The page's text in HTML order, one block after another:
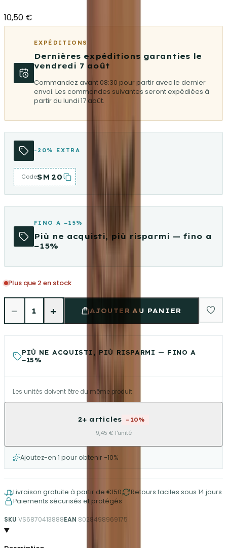
10,50 €
EXPÉDITIONS
Dernières expéditions garanties le
vendredi 7 août
Commandez avant 08:30 pour partir avec le dernier
envoi. Les commandes suivantes seront expédiées à
partir du lundi 17 août.
-20% EXTRA
CodeSM20
FINO A −15%
Più ne acquisti, più risparmi — fino a
−15%
Plus que 2 en stock
− 1 + AJOUTER AU PANIER
PIÙ NE ACQUISTI, PIÙ RISPARMI — FINO A
−15%
Les unités doivent être du même produit.
2+ articles −10%
9,45 € l'unité
Ajoutez-en 1 pour obtenir −10%
Livraison gratuite à partir de €150
Retours faciles sous 14 jours
Paiements sécurisés et protégés
SKU VS6870413888EAN 8028498969175